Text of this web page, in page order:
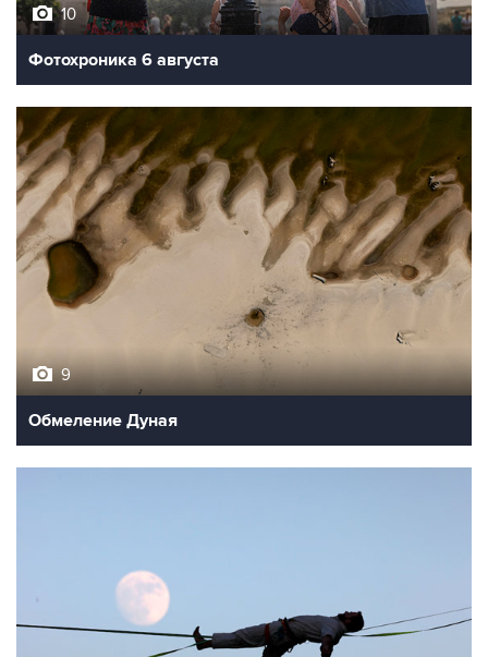
10
Фотохроника 6 августа
9
Обмеление Дуная